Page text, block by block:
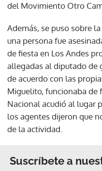
del Movimiento Otro
Además, se puso sobre
una persona fue
de fiesta en Los Andes
allegadas al diputado de
de acuerdo con las
Miguelito, funcionaba de
Nacional acudió al lugar
los agentes dijeron que
de la actividad.
Suscríbete a